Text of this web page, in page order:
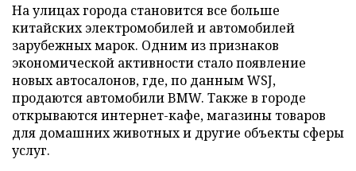
На улицах города становится все больше
китайских электромобилей и автомобилей
зарубежных марок. Одним из признаков
экономической активности стало появление
новых автосалонов, где, по данным WSJ,
продаются автомобили BMW. Также в городе
открываются интернет-кафе, магазины товаров
для домашних животных и другие объекты сферы
услуг.